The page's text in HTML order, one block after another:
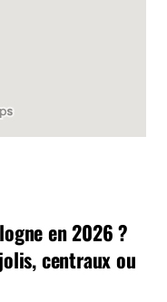
en 2026 ?
centraux ou